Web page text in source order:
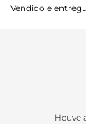
Vendido e
Houve